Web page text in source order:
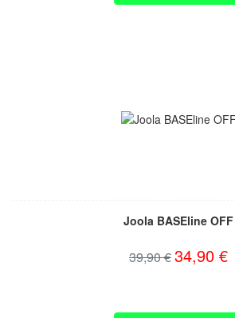
Joola BASEline OFF
39,90 €34,90 €